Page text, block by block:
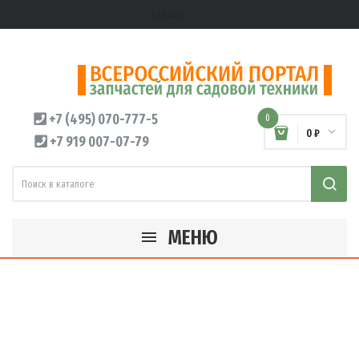
+7 (495) 070-777-5
+7 919 007-07-79
0
0 ₽
МЕНЮ